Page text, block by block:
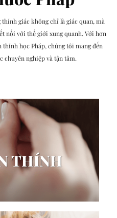
giác không chỉ là giác quan, mà
nối với thế giới xung quanh. Với hơn
học Pháp, chúng tôi mang đến
chuyên nghiệp và tận tâm.
THÍNH